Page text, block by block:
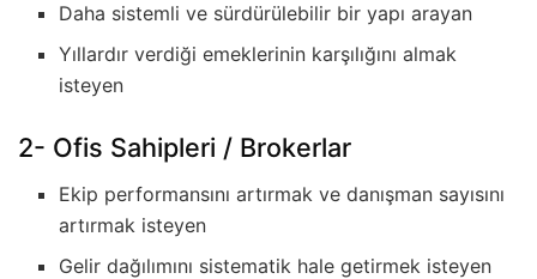
Daha sistemli ve sürdürülebilir bir yapı arayan
Yıllardır verdiği emeklerinin karşılığını almak
isteyen
2- Ofis Sahipleri / Brokerlar
Ekip performansını artırmak ve danışman sayısını
artırmak isteyen
Gelir dağılımını sistematik hale getirmek isteyen